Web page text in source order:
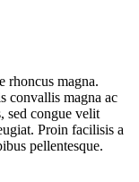
rhoncus magna.
convallis magna ac
sed congue velit
Proin facilisis a
pellentesque.